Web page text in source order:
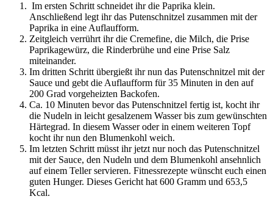
Im ersten Schritt schneidet ihr die Paprika klein.
Anschließend legt ihr das Putenschnitzel zusammen mit der
Paprika in eine Auflaufform.
Zeitgleich verrührt ihr die Cremefine, die Milch, die Prise
Paprikagewürz, die Rinderbrühe und eine Prise Salz
miteinander.
Im dritten Schritt übergießt ihr nun das Putenschnitzel mit der
Sauce und gebt die Auflaufform für 35 Minuten in den auf
200 Grad vorgeheizten Backofen.
Ca. 10 Minuten bevor das Putenschnitzel fertig ist, kocht ihr
die Nudeln in leicht gesalzenem Wasser bis zum gewünschten
Härtegrad. In diesem Wasser oder in einem weiteren Topf
kocht ihr nun den Blumenkohl weich.
Im letzten Schritt müsst ihr jetzt nur noch das Putenschnitzel
mit der Sauce, den Nudeln und dem Blumenkohl ansehnlich
auf einem Teller servieren. Fitnessrezepte wünscht euch einen
guten Hunger. Dieses Gericht hat 600 Gramm und 653,5
Kcal.